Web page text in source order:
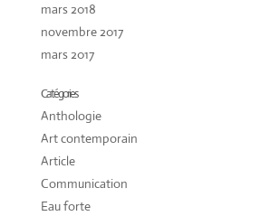
mars 2018
novembre 2017
mars 2017
Catégories
Anthologie
Art contemporain
Article
Communication
Eau forte